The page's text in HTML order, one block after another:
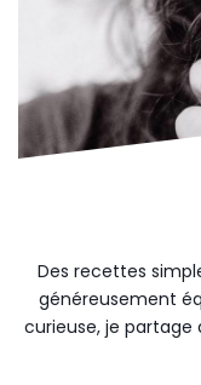
Des recettes
généreusement
curieuse, je